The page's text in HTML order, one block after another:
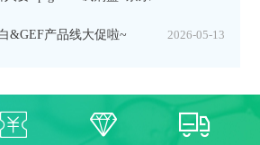
2026-05-13
&GEF产品线大促啦~